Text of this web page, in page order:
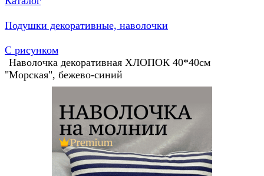
Подушки декоративные, наволочки
С рисунком
Наволочка декоративная ХЛОПОК 40*40см
"Морская", бежево-синий